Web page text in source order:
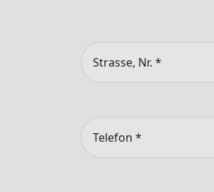
Strasse, Nr. *
Telefon *